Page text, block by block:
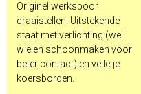
Originel werkspoor
draaistellen. Uitstekende
staat met verlichting (wel
wielen schoonmaken voor
beter contact) en velletje
koersborden.